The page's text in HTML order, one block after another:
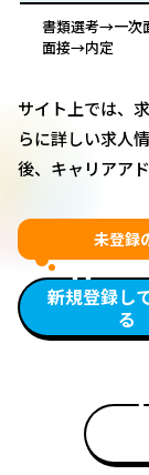
書類選考→一次
面接→内定
サイト上では、
らに詳しい求人
後、キャリアア
未登録
新規登録し
る